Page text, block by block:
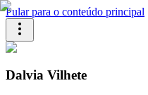
Pular para o conteúdo principal
Dalvia Vilhete